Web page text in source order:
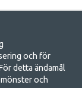
och för
detta ändamål
och